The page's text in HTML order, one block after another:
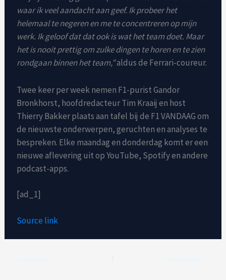
waar ik veel aandacht aan geef. Ik probeer het
helemaal te negeren en me te concentreren op mijn
werk. Ik geloof dat dat ook is wat het team doet. Maar
het is nooit prettig om zulke dingen te horen en te zien
rondgaan binnen het team,”aldus de Ferrari-coureur.
Twee keer per week nemen F1-purist Gandor
Bronkhorst, hoofdredacteur Tim Kraaij en host
Thierry Bakker plaats aan tafel bij de F1 VANDAAG om
de nieuwste onderwerpen, geruchten en analyses te
bespreken. Elke maandag en donderdag komt er een
nieuwe aflevering uit op YouTube, Spotify en andere
podcast-apps.
[ad_1]
Source link